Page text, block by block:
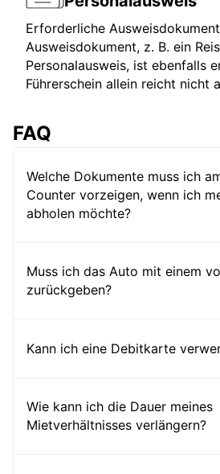
Erforderliche
Ausweisdokument, z. B. ein
Personalausweis, ist ebenfalls
Führerschein allein reicht nicht
FAQ
Welche Dokumente muss ich
Counter vorzeigen, wenn ich
abholen möchte?
Muss ich das Auto mit einem
zurückgeben?
Kann ich eine Debitkarte
Wie kann ich die Dauer meines
Mietverhältnisses verlängern?